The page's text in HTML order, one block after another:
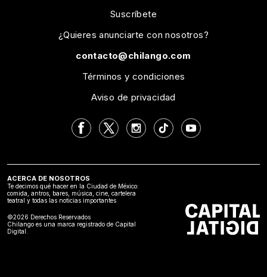
Suscríbete
¿Quieres anunciarte con nosotros?
contacto@chilango.com
Términos y condiciones
Aviso de privacidad
ACERCA DE NOSOTROS
Te decimos qué hacer en la Ciudad de México:
comida, antros, bares, música, cine, cartelera
teatral y todas las noticias importantes
©2026 Derechos Reservados
Chilango es una marca registrado de Capital
Digital.